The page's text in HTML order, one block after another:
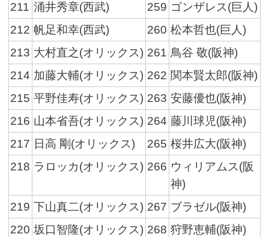
211 涌井秀章(西武) 259 ゴンザレス(巨人)
212 帆足和幸(西武) 260 松本哲也(巨人)
213 大村直之(オリックス) 261 鳥谷 敬(阪神)
214 加藤大輔(オリックス) 262 関本賢太郎(阪神)
215 平野佳寿(オリックス) 263 安藤優也(阪神)
216 山本省吾(オリックス) 264 藤川球児(阪神)
217 日高 剛(オリックス) 265 桜井広大(阪神)
218 ラロッカ(オリックス) 266 ウィリアムス(阪
神)
219 下山真二(オリックス) 267 ブラゼル(阪神)
220 坂口智隆(オリックス) 268 狩野恵輔(阪神)